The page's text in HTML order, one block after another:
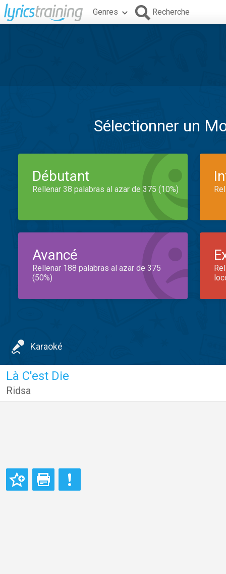
Genres Recherche
Sélectionner un
Débutant
Rellenar 38 palabras al azar de 375 (10%)
Avancé
Rellenar 188 palabras al azar de 375
(50%)
Karaoké
Là C'est Die
Ridsa